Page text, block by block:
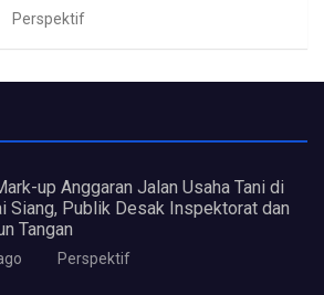
Perspektif
up Anggaran Jalan Usaha Tani di
Siang, Publik Desak Inspektorat dan
Tangan
Perspektif